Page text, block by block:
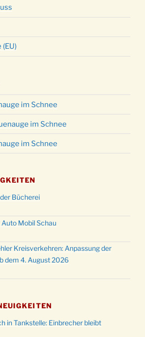
im Schnee
im Schnee
im Schnee
Bücherei
Mobil Schau
Kreisverkehren: Anpassung der
dem 4. August 2026
in Tankstelle: Einbrecher bleibt